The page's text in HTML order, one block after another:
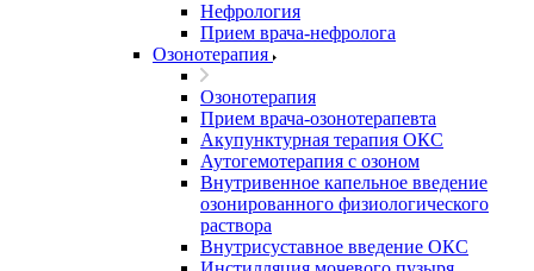
Нефрология
Прием врача-нефролога
Озонотерапия
Озонотерапия
Прием врача-озонотерапевта
Акупунктурная терапия ОКС
Аутогемотерапия с озоном
Внутривенное капельное введение
озонированного физиологического
раствора
Внутрисуставное введение ОКС